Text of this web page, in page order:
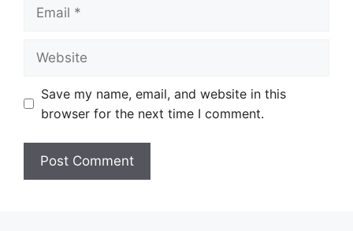
Save my name, email, and website in this
browser for the next time I comment.